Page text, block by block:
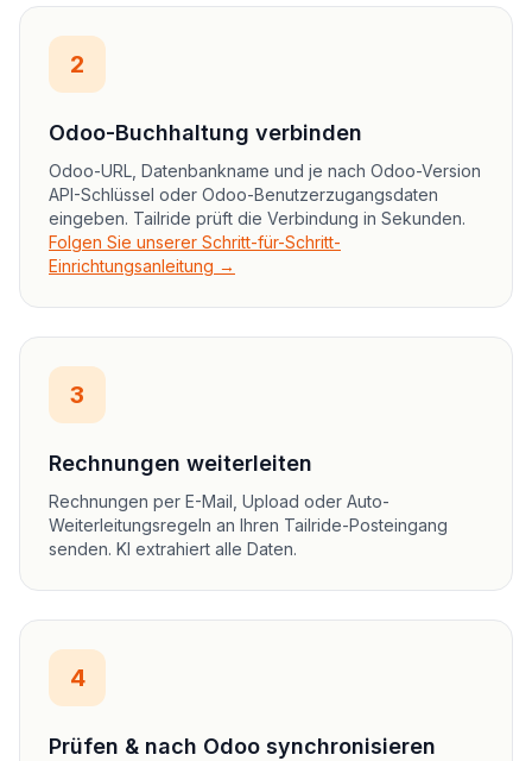
2
Odoo-Buchhaltung verbinden
Odoo-URL, Datenbankname und je nach Odoo-Version
API-Schlüssel oder Odoo-Benutzerzugangsdaten
eingeben. Tailride prüft die Verbindung in Sekunden.
Folgen Sie unserer Schritt-für-Schritt-
Einrichtungsanleitung →
3
Rechnungen weiterleiten
Rechnungen per E-Mail, Upload oder Auto-
Weiterleitungsregeln an Ihren Tailride-Posteingang
senden. KI extrahiert alle Daten.
4
Prüfen & nach Odoo synchronisieren